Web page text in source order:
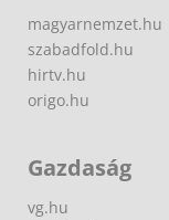
magyarnemzet.hu
szabadfold.hu
hirtv.hu
origo.hu
Gazdaság
vg.hu